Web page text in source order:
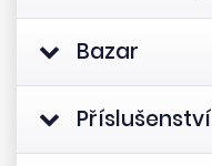
Bazar
Příslušenství